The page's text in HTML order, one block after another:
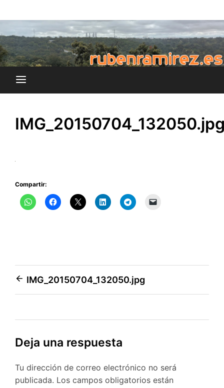
al
contenido
rubenramirez.es
Compartir:
Navegación
de
entradas
IMG_20150704_132050.jpg
Deja una respuesta
Tu dirección de correo electrónico no será
publicada. Los campos obligatorios están